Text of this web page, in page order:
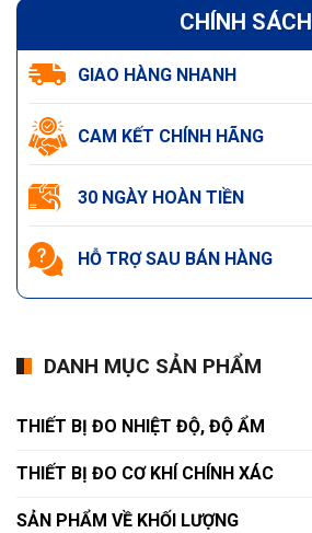
CHÍNH SÁCH
GIAO HÀNG NHANH
CAM KẾT CHÍNH HÃNG
30 NGÀY HOÀN TIỀN
HỖ TRỢ SAU BÁN HÀNG
DANH MỤC SẢN PHẨM
THIẾT BỊ ĐO NHIỆT ĐỘ, ĐỘ ẨM
THIẾT BỊ ĐO CƠ KHÍ CHÍNH XÁC
SẢN PHẨM VỀ KHỐI LƯỢNG